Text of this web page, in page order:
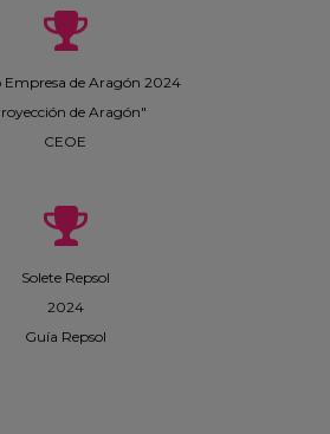
Empresa de Aragón 2024
de Aragón"
CEOE
Solete Repsol
2024
Guía Repsol